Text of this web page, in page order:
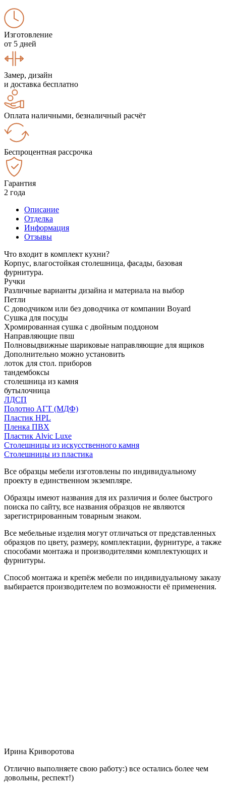
Изготовление
от 5 дней
Замер, дизайн
и доставка бесплатно
Оплата наличными, безналичный расчёт
Беспроцентная рассрочка
Гарантия
2 года
Описание
Отделка
Информация
Отзывы
Что входит в комплект кухни?
Корпус, влагостойкая столешница, фасады, базовая
фурнитура.
Ручки
Различные варианты дизайна и материала на выбор
Петли
С доводчиком или без доводчика от компании Boyard
Сушка для посуды
Хромированная сушка с двойным поддоном
Направляющие пвш
Полновыдвижные шариковые направляющие для ящиков
Дополнительно можно установить
лоток для стол. приборов
тандембоксы
столешница из камня
бутылочница
ЛДСП
Полотно АГТ (МДФ)
Пластик HPL
Пленка ПВХ
Пластик Alvic Luxe
Столешницы из искусственного камня
Столешницы из пластика
Все образцы мебели изготовлены по индивидуальному
проекту в единственном экземпляре.
Образцы имеют названия для их различия и более быстрого
поиска по сайту, все названия образцов не являются
зарегистрированным товарным знаком.
Все мебельные изделия могут отличаться от представленных
образцов по цвету, размеру, комплектации, фурнитуре, а также
способами монтажа и производителями комплектующих и
фурнитуры.
Способ монтажа и крепёж мебели по индивидуальному заказу
выбирается производителем по возможности её применения.
Ирина Криворотова
Отлично выполняете свою работу:) все остались более чем
довольны, респект!)